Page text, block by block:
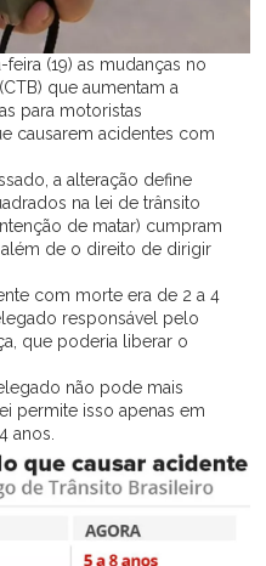
(19) as mudanças no
que aumentam a
para motoristas
causarem acidentes com
a alteração define
na lei de trânsito
de matar) cumpram
de o direito de dirigir
com morte era de 2 a 4
responsável pelo
que poderia liberar o
não pode mais
permite isso apenas em
anos.